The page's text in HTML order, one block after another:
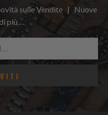
sulle Vendite | Nuove
più …